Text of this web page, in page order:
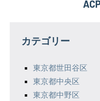
ー
カテゴリー
東京都世田谷区
東京都中央区
東京都中野区